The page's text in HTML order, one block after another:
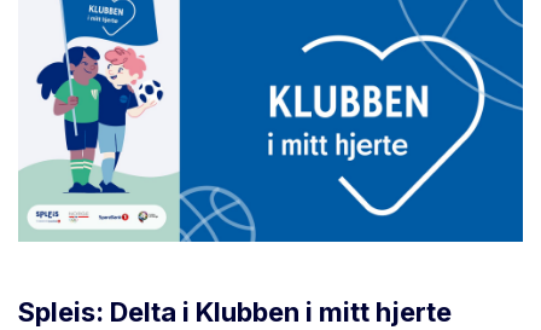
Spleis: Delta i Klubben i mitt hjerte